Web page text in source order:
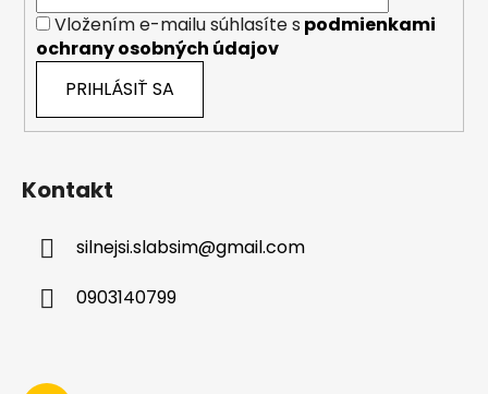
Vložením e-mailu súhlasíte s podmienkami
ochrany osobných údajov
PRIHLÁSIŤ SA
Kontakt
silnejsi.slabsim@gmail.com
0903140799